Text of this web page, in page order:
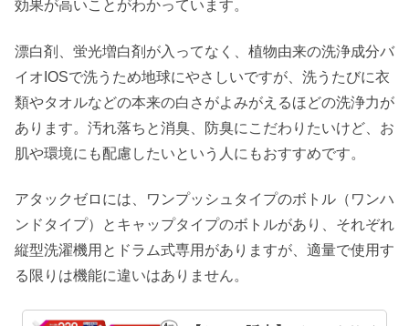
効果が高いことがわかっています。
漂白剤、蛍光増白剤が入ってなく、植物由来の洗浄成分バ
イオIOSで洗うため地球にやさしいですが、洗うたびに衣
類やタオルなどの本来の白さがよみがえるほどの洗浄力が
あります。汚れ落ちと消臭、防臭にこだわりたいけど、お
肌や環境にも配慮したいという人にもおすすめです。
アタックゼロには、ワンプッシュタイプのボトル（ワンハ
ンドタイプ）とキャップタイプのボトルがあり、それぞれ
縦型洗濯機用とドラム式専用がありますが、適量で使用す
る限りは機能に違いはありません。